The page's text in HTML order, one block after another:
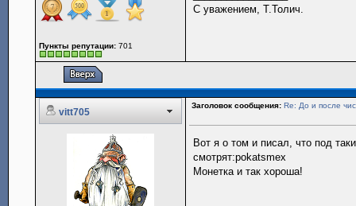
Пункты репутации: 701
С уважением, Т.Толич.
vitt705
Заголовок сообщения: Re: До и после
Вот я о том и писал, что под
смотрят:pokatsmex
Монетка и так хороша!